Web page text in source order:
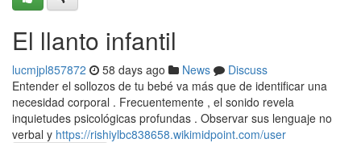
El llanto infantil
lucmjpl857872 58 days ago News
Discuss
Entender el sollozos de tu bebé va más que de identificar una
necesidad corporal . Frecuentemente , el sonido revela
inquietudes psicológicas profundas . Observar sus lenguaje no
verbal y https://rishiylbc838658.wikimidpoint.com/user